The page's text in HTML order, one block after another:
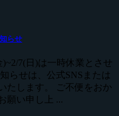
らせ
7(日)は一時休業とさせ
らせは、公式SNSまたは
たします。 ご不便をおか
願い申し上 ...